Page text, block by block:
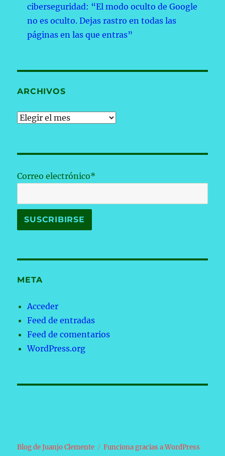
ciberseguridad: “El modo oculto de Google
no es oculto. Dejas rastro en todas las
páginas en las que entras”
ARCHIVOS
Archivos
Correo electrónico*
META
Acceder
Feed de entradas
Feed de comentarios
WordPress.org
Blog de Juanjo Clemente Funciona gracias a WordPress